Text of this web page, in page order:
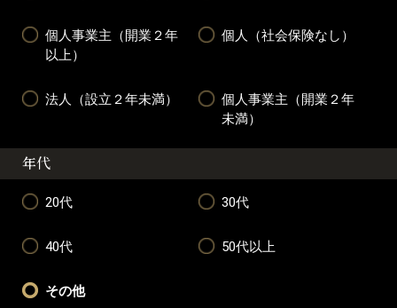
個人事業主（開業２年
以上）
個人（社会保険なし）
法人（設立２年未満）
個人事業主（開業２年
未満）
年代
20代 30代
40代 50代以上
その他